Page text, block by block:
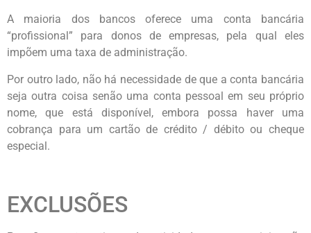
A maioria dos bancos oferece uma conta bancária
“profissional” para donos de empresas, pela qual eles
impõem uma taxa de administração.
Por outro lado, não há necessidade de que a conta bancária
seja outra coisa senão uma conta pessoal em seu próprio
nome, que está disponível, embora possa haver uma
cobrança para um cartão de crédito / débito ou cheque
especial.
EXCLUSÕES